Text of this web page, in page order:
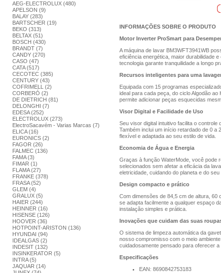
AEG-ELECTROLUX (480)
APELSON (9)
BALAY (283)
BARTSCHER (19)
BEKO (313)
BELTAX (51)
BOSCH (430)
BRANDT (7)
CANDY (270)
CASO (47)
CATA (517)
CECOTEC (385)
CENTURY (43)
COFRIMELL (2)
CORBERÓ (2)
DE DIETRICH (81)
DELONGHI (7)
EDESA (252)
ELECTROLUX (273)
ElectroSacavém - Varias Marcas (7)
ELICA (16)
EURONICS (2)
FAGOR (26)
FALMEC (136)
FAMA (3)
FIMAR (1)
FLAMA (27)
FRANKE (378)
FRASA (52)
GLEM (4)
GRALUX (5)
HAIER (244)
HEINNER (16)
HISENSE (126)
HOOVER (36)
HOTPOINT-ARISTON (136)
HYUNDAI (94)
IDEALGAS (2)
INDESIT (132)
INSINKERATOR (5)
INTRA (5)
JAQUAR (14)
INFORMAÇÕES SOBRE O PRODUTO
Motor Inverter ProSmart para
A máquina de lavar BM3WFT3941WB
eficiência energética, maior durabilidade
tecnologia garante tranquilidade a longo
Recursos inteligentes para uma
Equipada com 15 programas
ideal para cada peça, do ciclo Algodão ao
permite adicionar peças esquecidas
Visor Digital e Facilidade de Uso
Seu visor digital intuitivo facilita o
Também inclui um início retardado de 0 a
flexível e adaptada ao seu estilo de vida.
Economia de Água e Energia
Graças à função WaterMode, você pode
selecionados sem afetar a eficácia da
eletricidade, cuidando do planeta e do seu
Design compacto e prático
Com dimensões de 84,5 cm de altura, 60
se adapta facilmente a qualquer espaço
instalação simples e prática.
Inovações que cuidam das suas
O sistema de limpeza automática da
nosso compromisso com o meio
cuidadosamente pensado para oferecer
Especificações
EAN: 8690842753183